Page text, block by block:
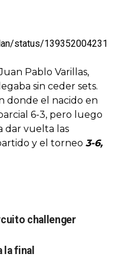
status/139352004231
Pablo Varillas,
sin ceder sets.
donde el nacido en
6-3, pero luego
dar vuelta las
y el torneo 3-6,
challenger
la final